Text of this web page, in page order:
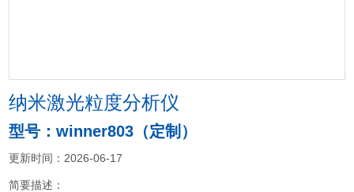
纳米激光粒度分析仪
型号：winner803（定制）
更新时间：2026-06-17
简要描述：